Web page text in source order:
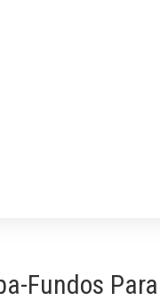
Fundos